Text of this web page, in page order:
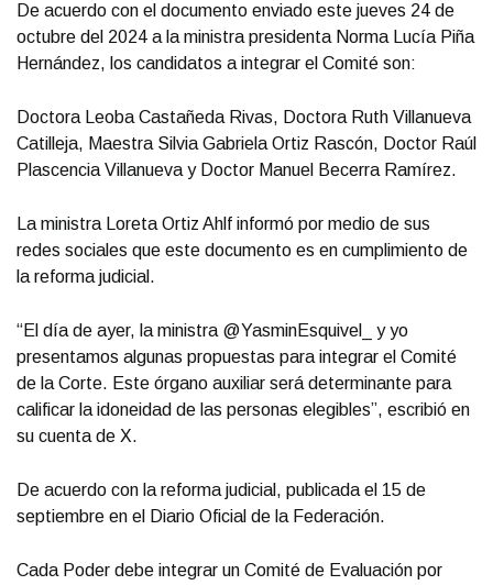
De acuerdo con el documento enviado este jueves 24 de
octubre del 2024 a la ministra presidenta Norma Lucía Piña
Hernández, los candidatos a integrar el Comité son:
Doctora Leoba Castañeda Rivas, Doctora Ruth Villanueva
Catilleja, Maestra Silvia Gabriela Ortiz Rascón, Doctor Raúl
Plascencia Villanueva y Doctor Manuel Becerra Ramírez.
La ministra Loreta Ortiz Ahlf informó por medio de sus
redes sociales que este documento es en cumplimiento de
la reforma judicial.
“El día de ayer, la ministra @YasminEsquivel_ y yo
presentamos algunas propuestas para integrar el Comité
de la Corte. Este órgano auxiliar será determinante para
calificar la idoneidad de las personas elegibles”, escribió en
su cuenta de X.
De acuerdo con la reforma judicial, publicada el 15 de
septiembre en el Diario Oficial de la Federación.
Cada Poder debe integrar un Comité de Evaluación por